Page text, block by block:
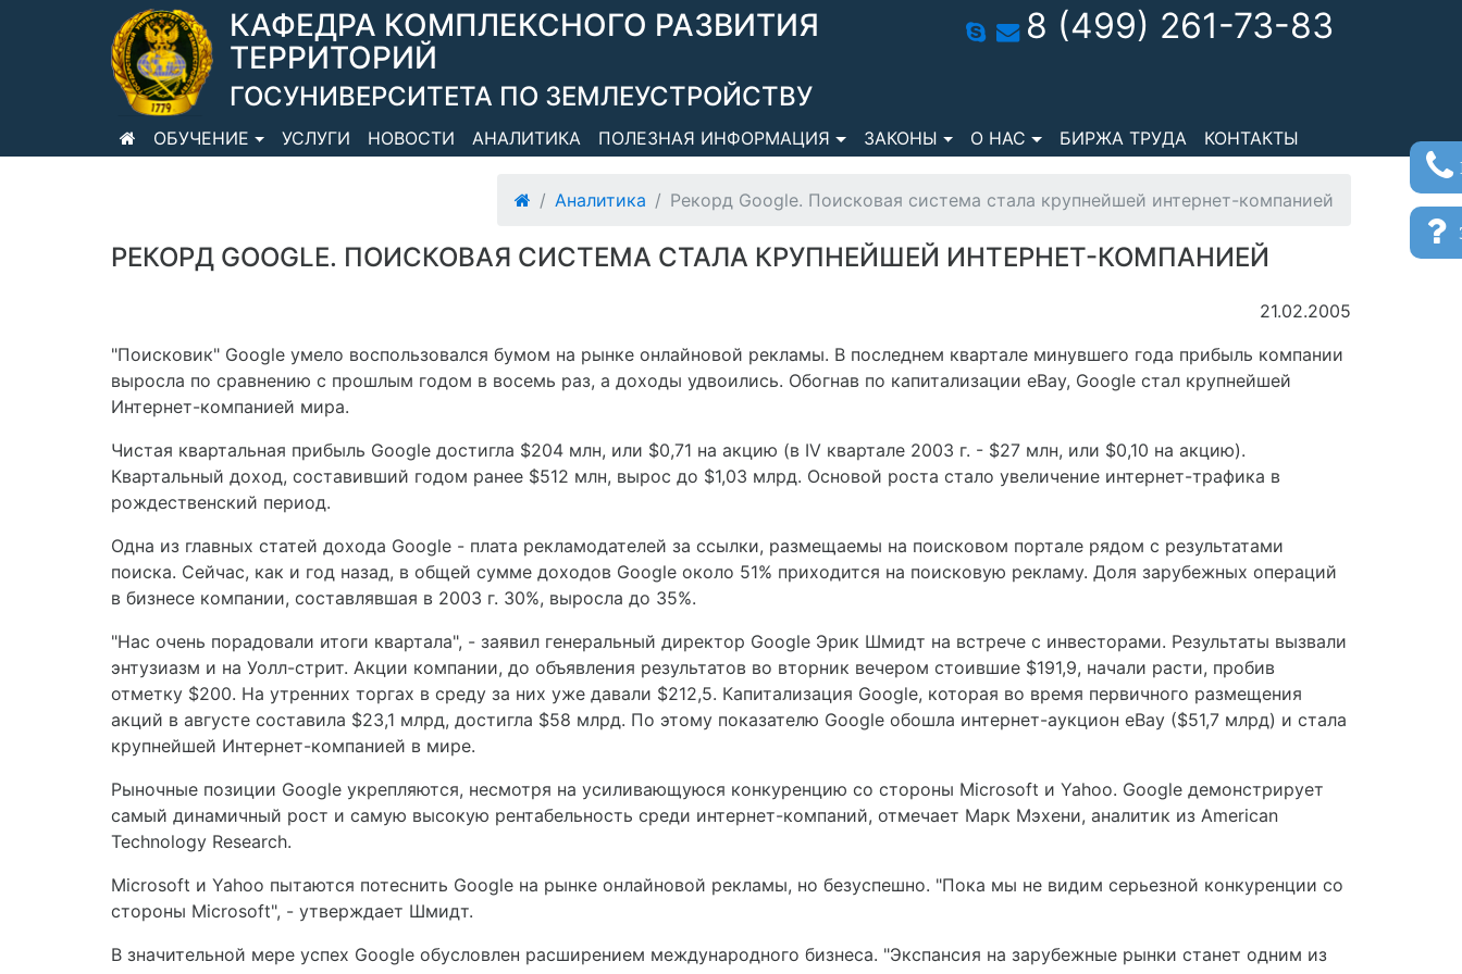
КАФЕДРА КОМПЛЕКСНОГО РАЗВИТИЯ
ТЕРРИТОРИЙ
ГОСУНИВЕРСИТЕТА ПО ЗЕМЛЕУСТРОЙСТВУ
8 (499) 261-73-83
ОБУЧЕНИЕ УСЛУГИ НОВОСТИ АНАЛИТИКА ПОЛЕЗНАЯ ИНФОРМАЦИЯ ЗАКОНЫ О НАС БИРЖА ТРУДА КОНТАКТЫ
Аналитика Рекорд Google. Поисковая система стала крупнейшей интернет-компанией
РЕКОРД GOOGLE. ПОИСКОВАЯ СИСТЕМА СТАЛА КРУПНЕЙШЕЙ ИНТЕРНЕТ-КОМПАНИЕЙ
21.02.2005
"Поисковик" Google умело воспользовался бумом на рынке онлайновой рекламы. В последнем квартале минувшего года прибыль компании
выросла по сравнению с прошлым годом в восемь раз, а доходы удвоились. Обогнав по капитализации eBay, Google стал крупнейшей
Интернет-компанией мира.
Чистая квартальная прибыль Google достигла $204 млн, или $0,71 на акцию (в IV квартале 2003 г. - $27 млн, или $0,10 на акцию).
Квартальный доход, составивший годом ранее $512 млн, вырос до $1,03 млрд. Основой роста стало увеличение интернет-трафика в
рождественский период.
Одна из главных статей дохода Google - плата рекламодателей за ссылки, размещаемы на поисковом портале рядом с результатами
поиска. Сейчас, как и год назад, в общей сумме доходов Google около 51% приходится на поисковую рекламу. Доля зарубежных операций
в бизнесе компании, составлявшая в 2003 г. 30%, выросла до 35%.
"Нас очень порадовали итоги квартала", - заявил генеральный директор Google Эрик Шмидт на встрече с инвесторами. Результаты вызвали
энтузиазм и на Уолл-стрит. Акции компании, до объявления результатов во вторник вечером стоившие $191,9, начали расти, пробив
отметку $200. На утренних торгах в среду за них уже давали $212,5. Капитализация Google, которая во время первичного размещения
акций в августе составила $23,1 млрд, достигла $58 млрд. По этому показателю Google обошла интернет-аукцион eBay ($51,7 млрд) и стала
крупнейшей Интернет-компанией в мире.
Рыночные позиции Google укрепляются, несмотря на усиливающуюся конкуренцию со стороны Microsoft и Yahoo. Google демонстрирует
самый динамичный рост и самую высокую рентабельность среди интернет-компаний, отмечает Марк Мэхени, аналитик из American
Technology Research.
Microsoft и Yahoo пытаются потеснить Google на рынке онлайновой рекламы, но безуспешно. "Пока мы не видим серьезной конкуренции со
стороны Microsoft", - утверждает Шмидт.
В значительной мере успех Google обусловлен расширением международного бизнеса. "Экспансия на зарубежные рынки станет одним из